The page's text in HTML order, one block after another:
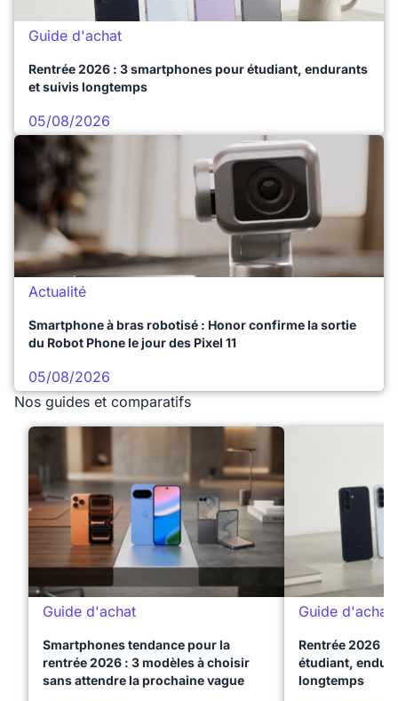
Guide d'achat
Rentrée 2026 : 3 smartphones pour étudiant, endurants
et suivis longtemps
05/08/2026
Actualité
Smartphone à bras robotisé : Honor confirme la sortie
du Robot Phone le jour des Pixel 11
05/08/2026
Nos guides et comparatifs
Guide d'achat
Smartphones tendance pour la
rentrée 2026 : 3 modèles à choisir
sans attendre la prochaine vague
Guide d'achat
Rentrée 2026 :
étudiant,
longtemps